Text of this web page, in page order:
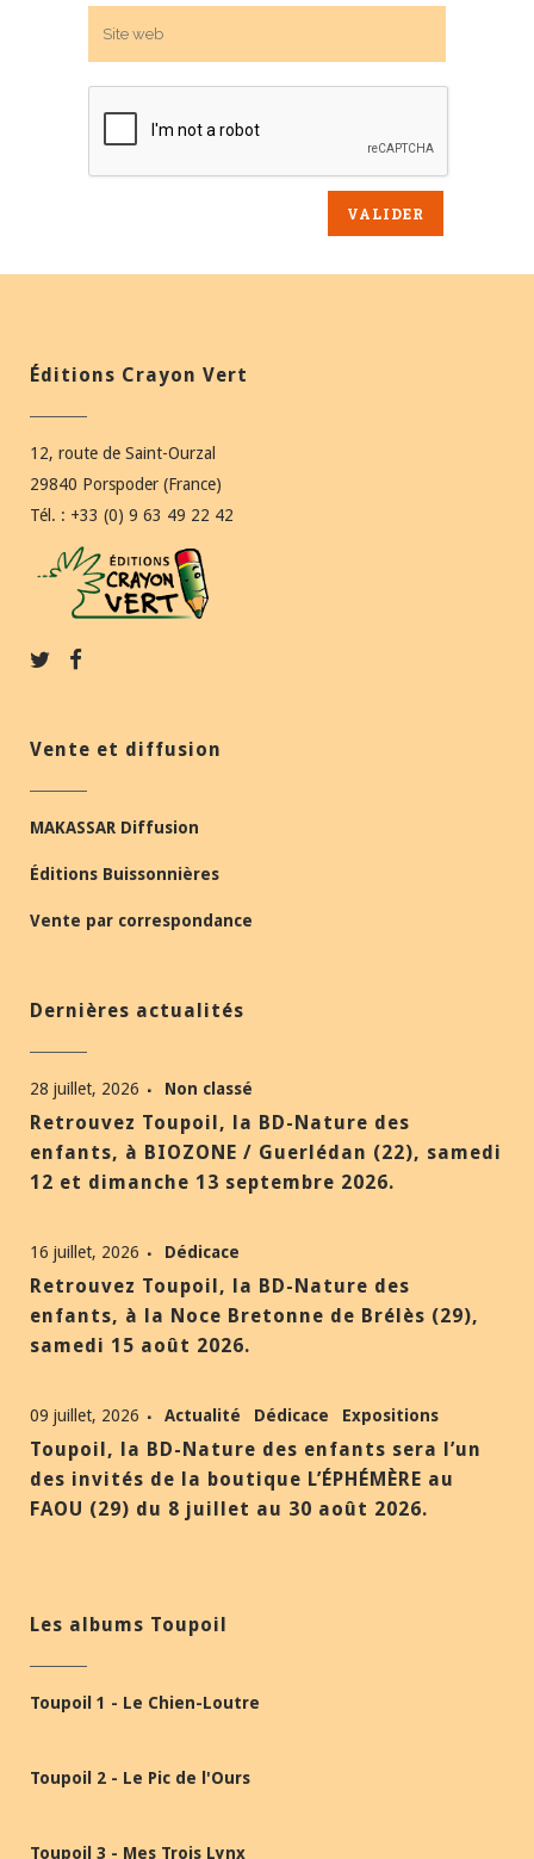
Éditions Crayon Vert
12, route de Saint-Ourzal
29840 Porspoder (France)
Tél. : +33 (0) 9 63 49 22 42
Vente et diffusion
MAKASSAR Diffusion
Éditions Buissonnières
Vente par correspondance
Dernières actualités
28 juillet, 2026 Non classé
Retrouvez Toupoil, la BD-Nature des
enfants, à BIOZONE / Guerlédan (22), samedi
12 et dimanche 13 septembre 2026.
16 juillet, 2026 Dédicace
Retrouvez Toupoil, la BD-Nature des
enfants, à la Noce Bretonne de Brélès (29),
samedi 15 août 2026.
09 juillet, 2026 Actualité Dédicace Expositions
Toupoil, la BD-Nature des enfants sera l’un
des invités de la boutique L’ÉPHÉMÈRE au
FAOU (29) du 8 juillet au 30 août 2026.
Les albums Toupoil
Toupoil 1 - Le Chien-Loutre
Toupoil 2 - Le Pic de l'Ours
Toupoil 3 - Mes Trois Lynx